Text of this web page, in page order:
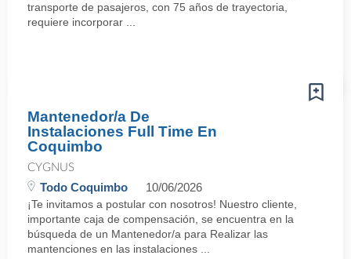
transporte de pasajeros, con 75 años de trayectoria,
requiere incorporar ...
Mantenedor/a De
Instalaciones Full Time En
Coquimbo
CYGNUS
Todo Coquimbo 10/06/2026
¡Te invitamos a postular con nosotros! Nuestro cliente,
importante caja de compensación, se encuentra en la
búsqueda de un Mantenedor/a para Realizar las
mantenciones en las instalaciones ...